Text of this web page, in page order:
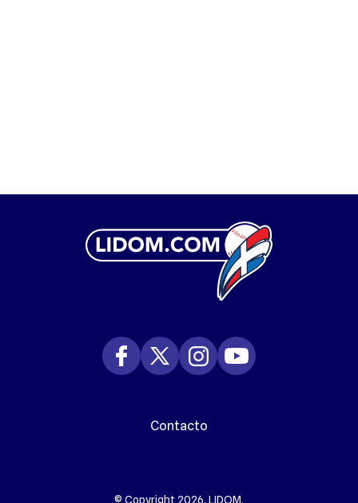
Contacto
© Copyright 2026. LIDOM.